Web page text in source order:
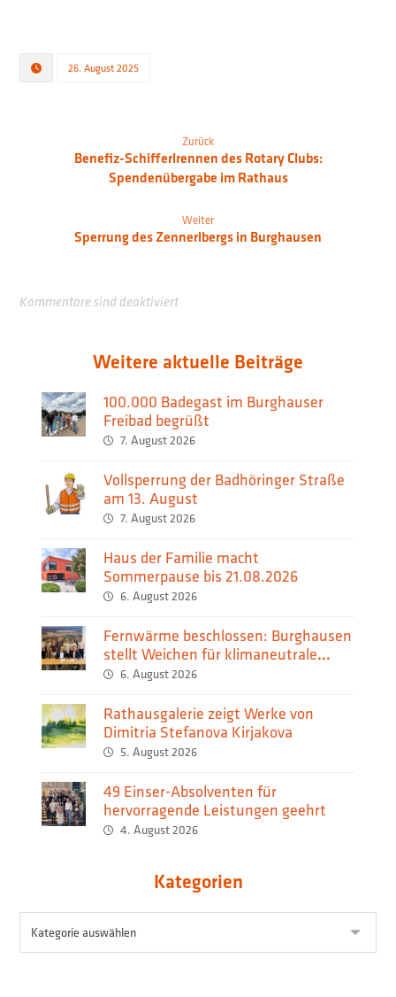
26. August 2025
Zurück
Benefiz-Schifferlrennen des Rotary Clubs:
Spendenübergabe im Rathaus
Weiter
Sperrung des Zennerlbergs in Burghausen
Kommentare sind deaktiviert
Weitere aktuelle Beiträge
100.000 Badegast im Burghauser
Freibad begrüßt
7. August 2026
Vollsperrung der Badhöringer Straße
am 13. August
7. August 2026
Haus der Familie macht
Sommerpause bis 21.08.2026
6. August 2026
Fernwärme beschlossen: Burghausen
stellt Weichen für klimaneutrale
Wärmeversorgung
6. August 2026
Rathausgalerie zeigt Werke von
Dimitria Stefanova Kirjakova
5. August 2026
49 Einser-Absolventen für
hervorragende Leistungen geehrt
4. August 2026
Kategorien